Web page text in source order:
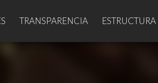
TRANSPARENCIA ESTRUCTURA